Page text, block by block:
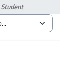
Student